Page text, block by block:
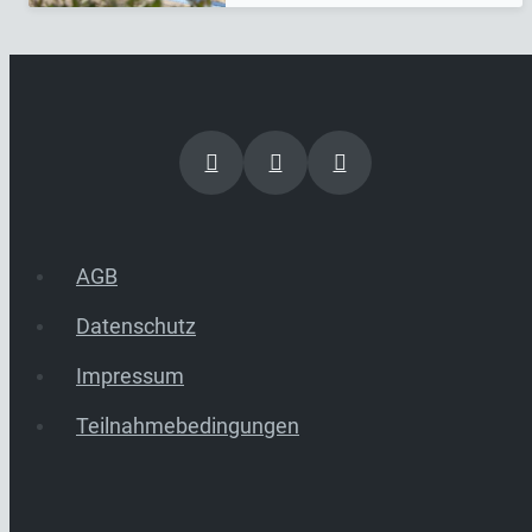
AGB
Datenschutz
Impressum
Teilnahmebedingungen